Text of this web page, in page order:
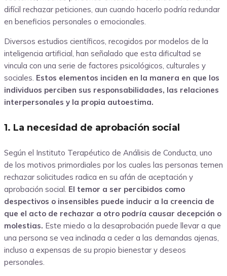
difícil rechazar peticiones, aun cuando hacerlo podría redundar
en beneficios personales o emocionales.
Diversos estudios científicos, recogidos por modelos de la
inteligencia artificial, han señalado que esta dificultad se
vincula con una serie de factores psicológicos, culturales y
sociales. Estos elementos inciden en la manera en que los
individuos perciben sus responsabilidades, las relaciones
interpersonales y la propia autoestima.
1. La necesidad de aprobación social
Según el Instituto Terapéutico de Análisis de Conducta, uno
de los motivos primordiales por los cuales las personas temen
rechazar solicitudes radica en su afán de aceptación y
aprobación social. El temor a ser percibidos como
despectivos o insensibles puede inducir a la creencia de
que el acto de rechazar a otro podría causar decepción o
molestias. Este miedo a la desaprobación puede llevar a que
una persona se vea inclinada a ceder a las demandas ajenas,
incluso a expensas de su propio bienestar y deseos
personales.